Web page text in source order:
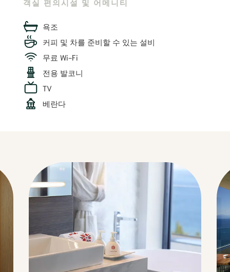
객실 편의시설 및 어메니티
욕조
커피 및 차를 준비할 수 있는 설비
무료 Wi-Fi
전용 발코니
TV
베란다